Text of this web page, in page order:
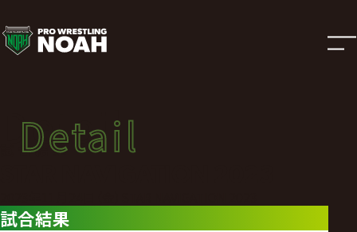
試
合
結
果
|
Detail
試合結果
Detail
試合結果